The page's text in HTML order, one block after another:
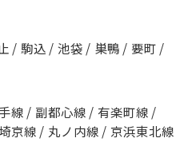
/ 駒込 / 池袋 / 巣鴨 / 要町 /
線 / 副都心線 / 有楽町線 /
埼京線 / 丸ノ内線 / 京浜東北線